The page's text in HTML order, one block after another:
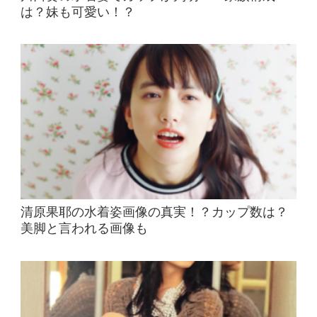
は？妹も可愛い！？
清原果耶の水着姿画像の真実！？カップ数は？
美脚と言われる画像も